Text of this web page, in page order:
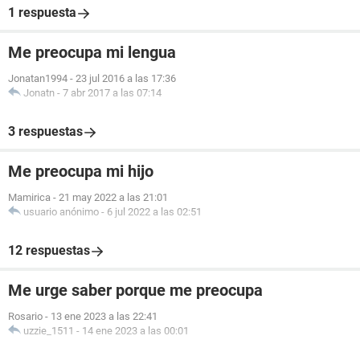
1 respuesta
Me preocupa mi lengua
Jonatan1994 - 23 jul 2016 a las 17:36
Jonatn - 7 abr 2017 a las 07:14
3 respuestas
Me preocupa mi hijo
Mamirica - 21 may 2022 a las 21:01
usuario anónimo - 6 jul 2022 a las 02:51
12 respuestas
Me urge saber porque me preocupa
Rosario - 13 ene 2023 a las 22:41
uzzie_1511 - 14 ene 2023 a las 00:01